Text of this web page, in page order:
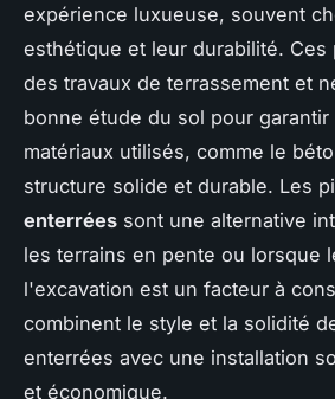
expérience luxueuse, souvent
esthétique et leur durabilité. Ces
des travaux de terrassement et
bonne étude du sol pour
matériaux utilisés, comme le
structure solide et durable. Les
enterrées sont une alternative
les terrains en pente ou lorsque
l'excavation est un facteur à
combinent le style et la solidité
enterrées avec une installation
et économique.